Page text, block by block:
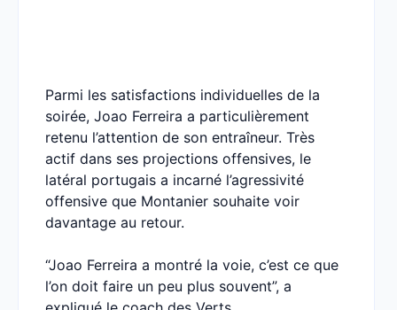
Parmi les satisfactions individuelles de la
soirée, Joao Ferreira a particulièrement
retenu l’attention de son entraîneur. Très
actif dans ses projections offensives, le
latéral portugais a incarné l’agressivité
offensive que Montanier souhaite voir
davantage au retour.
“Joao Ferreira a montré la voie, c’est ce que
l’on doit faire un peu plus souvent”, a